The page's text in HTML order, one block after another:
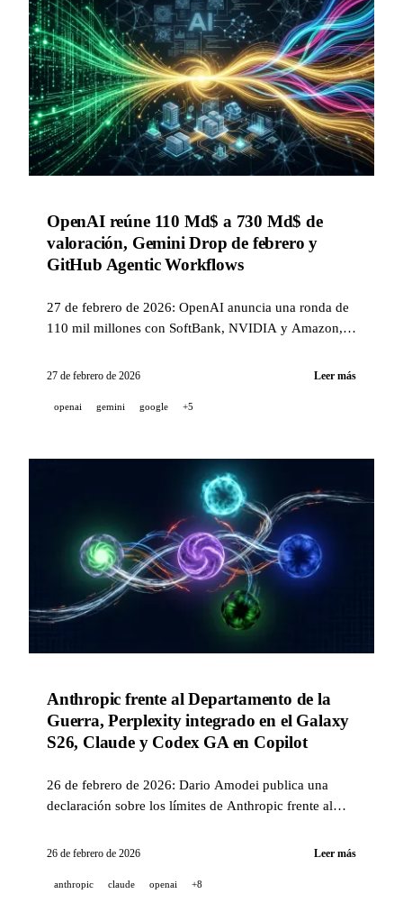
OpenAI reúne 110 Md$ a 730 Md$ de
valoración, Gemini Drop de febrero y
GitHub Agentic Workflows
27 de febrero de 2026: OpenAI anuncia una ronda de
110 mil millones con SoftBank, NVIDIA y Amazon,
Drop con Lyria 3 y Nano Banana 2, y GitHub lanza
27 de febrero de 2026 Leer más
openai gemini google +5
Anthropic frente al Departamento de la
Guerra, Perplexity integrado en el Galaxy
S26, Claude y Codex GA en Copilot
26 de febrero de 2026: Dario Amodei publica una
declaración sobre los límites de Anthropic frente al
nivel de sistema operativo en el Samsung Galaxy S26,
Pro, NVIDIA inaugura LillyPod con 1 016 GPUs
26 de febrero de 2026 Leer más
anthropic claude openai +8